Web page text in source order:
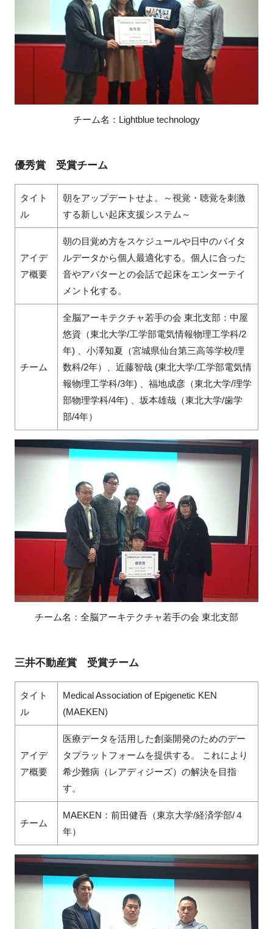
チーム名：Lightblue technology
優秀賞 受賞チーム
タイト
ル
朝をアップデートせよ。～視覚・聴覚を刺激
する新しい起床支援システム～
アイデ
ア概要
朝の目覚め方をスケジュールや日中のバイタ
ルデータから個人最適化する。個人に合った
音やアバターとの会話で起床をエンターテイ
メント化する。
チーム
全脳アーキテクチャ若手の会 東北支部：中屋
悠資（東北大学/工学部電気情報物理工学科/2
年) 、小澤知夏（宮城県仙台第三高等学校/理
数科/2年）、近藤智哉 (東北大学/工学部電気情
報物理工学科/3年) 、福地成彦（東北大学/理学
部物理学科/4年) 、坂本雄哉（東北大学/歯学
部/4年）
チーム名：全脳アーキテクチャ若手の会 東北支部
三井不動産賞 受賞チーム
タイト
ル
Medical Association of Epigenetic KEN
(MAEKEN)
アイデ
ア概要
医療データを活用した創薬開発のためのデー
タプラットフォームを提供する。 これにより
希少難病（レアディジーズ）の解決を目指
す。
チーム
MAEKEN：前田健吾（東京大学/経済学部/４
年）